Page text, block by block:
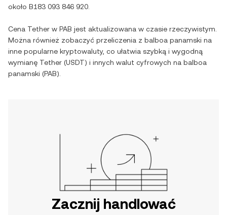
około B183 093 846 920
Cena Tether w PAB jest aktualizowana w czasie rzeczywistym.
Można również zobaczyć przeliczenia z balboa panamski na
inne popularne kryptowaluty, co ułatwia szybką i wygodną
wymianę Tether (USDT) i innych walut cyfrowych na balboa
panamski (PAB).
Zacznij handlować